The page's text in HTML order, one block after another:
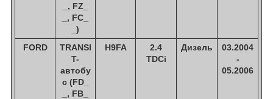
_, FZ_
_, FC_
_)
FORD
TRANSI
T-
автобу
с (FD_
_, FB_
H9FA
2.4
TDCi
Дизель
03.2004
-
05.2006